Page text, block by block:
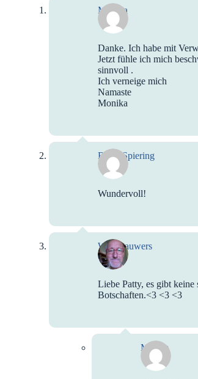
Monika
Danke. Ich habe mit
Jetzt fühle ich mich
sinnvoll .
Ich verneige mich
Namaste
Monika
Björn Spiering
Wundervoll!
Wim Lauwers
Liebe Patty, es gibt keine
Botschaften.<3 <3 <3
Miriam